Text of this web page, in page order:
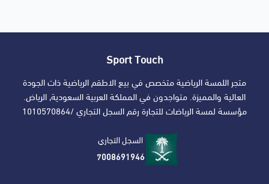
Sport Touch
متجر اللمسة الرياضية متخصص في بيع الاطقم الرياضية ذات الجودة
العالية والمميزة. متواجدون في المملكة العربية السعودية, الرياض.
مؤسسة لمسة الرياضات للتجارة رقم السجل التجاري /1010570864
السجل التجاري
7008691946